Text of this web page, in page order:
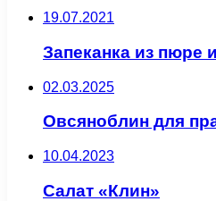
19.07.2021
Запеканка из пюре
02.03.2025
Овсяноблин для
10.04.2023
Салат «Клин»